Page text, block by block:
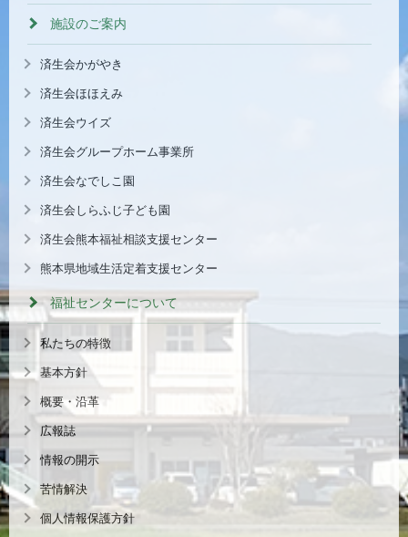
施設のご案内
済生会かがやき
済生会ほほえみ
済生会ウイズ
済生会グループホーム事業所
済生会なでしこ園
済生会しらふじ子ども園
済生会熊本福祉相談支援センター
熊本県地域生活定着支援センター
福祉センターについて
私たちの特徴
基本方針
概要・沿革
広報誌
情報の開示
苦情解決
個人情報保護方針